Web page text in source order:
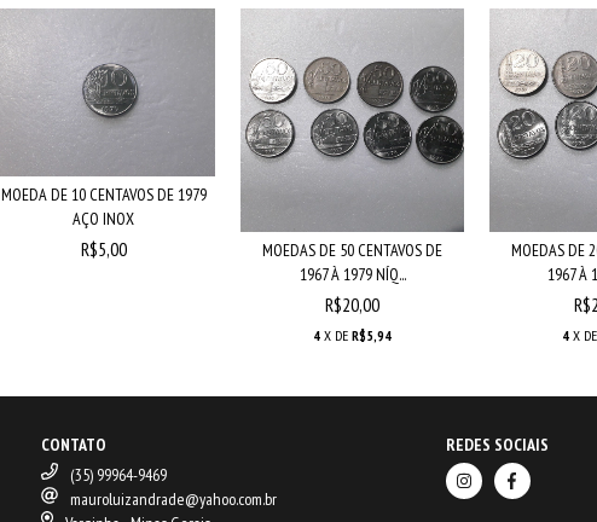
MOEDA DE 10 CENTAVOS DE 1979
AÇO INOX
R$5,00
MOEDAS DE 50 CENTAVOS DE
1967 À 1979 NÍQ...
R$20,00
4 X DER$5,94
MOEDAS DE
1967 À
4 X DE
CONTATO
(35) 99964-9469
mauroluizandrade@yahoo.com.br
REDES SOCIAIS